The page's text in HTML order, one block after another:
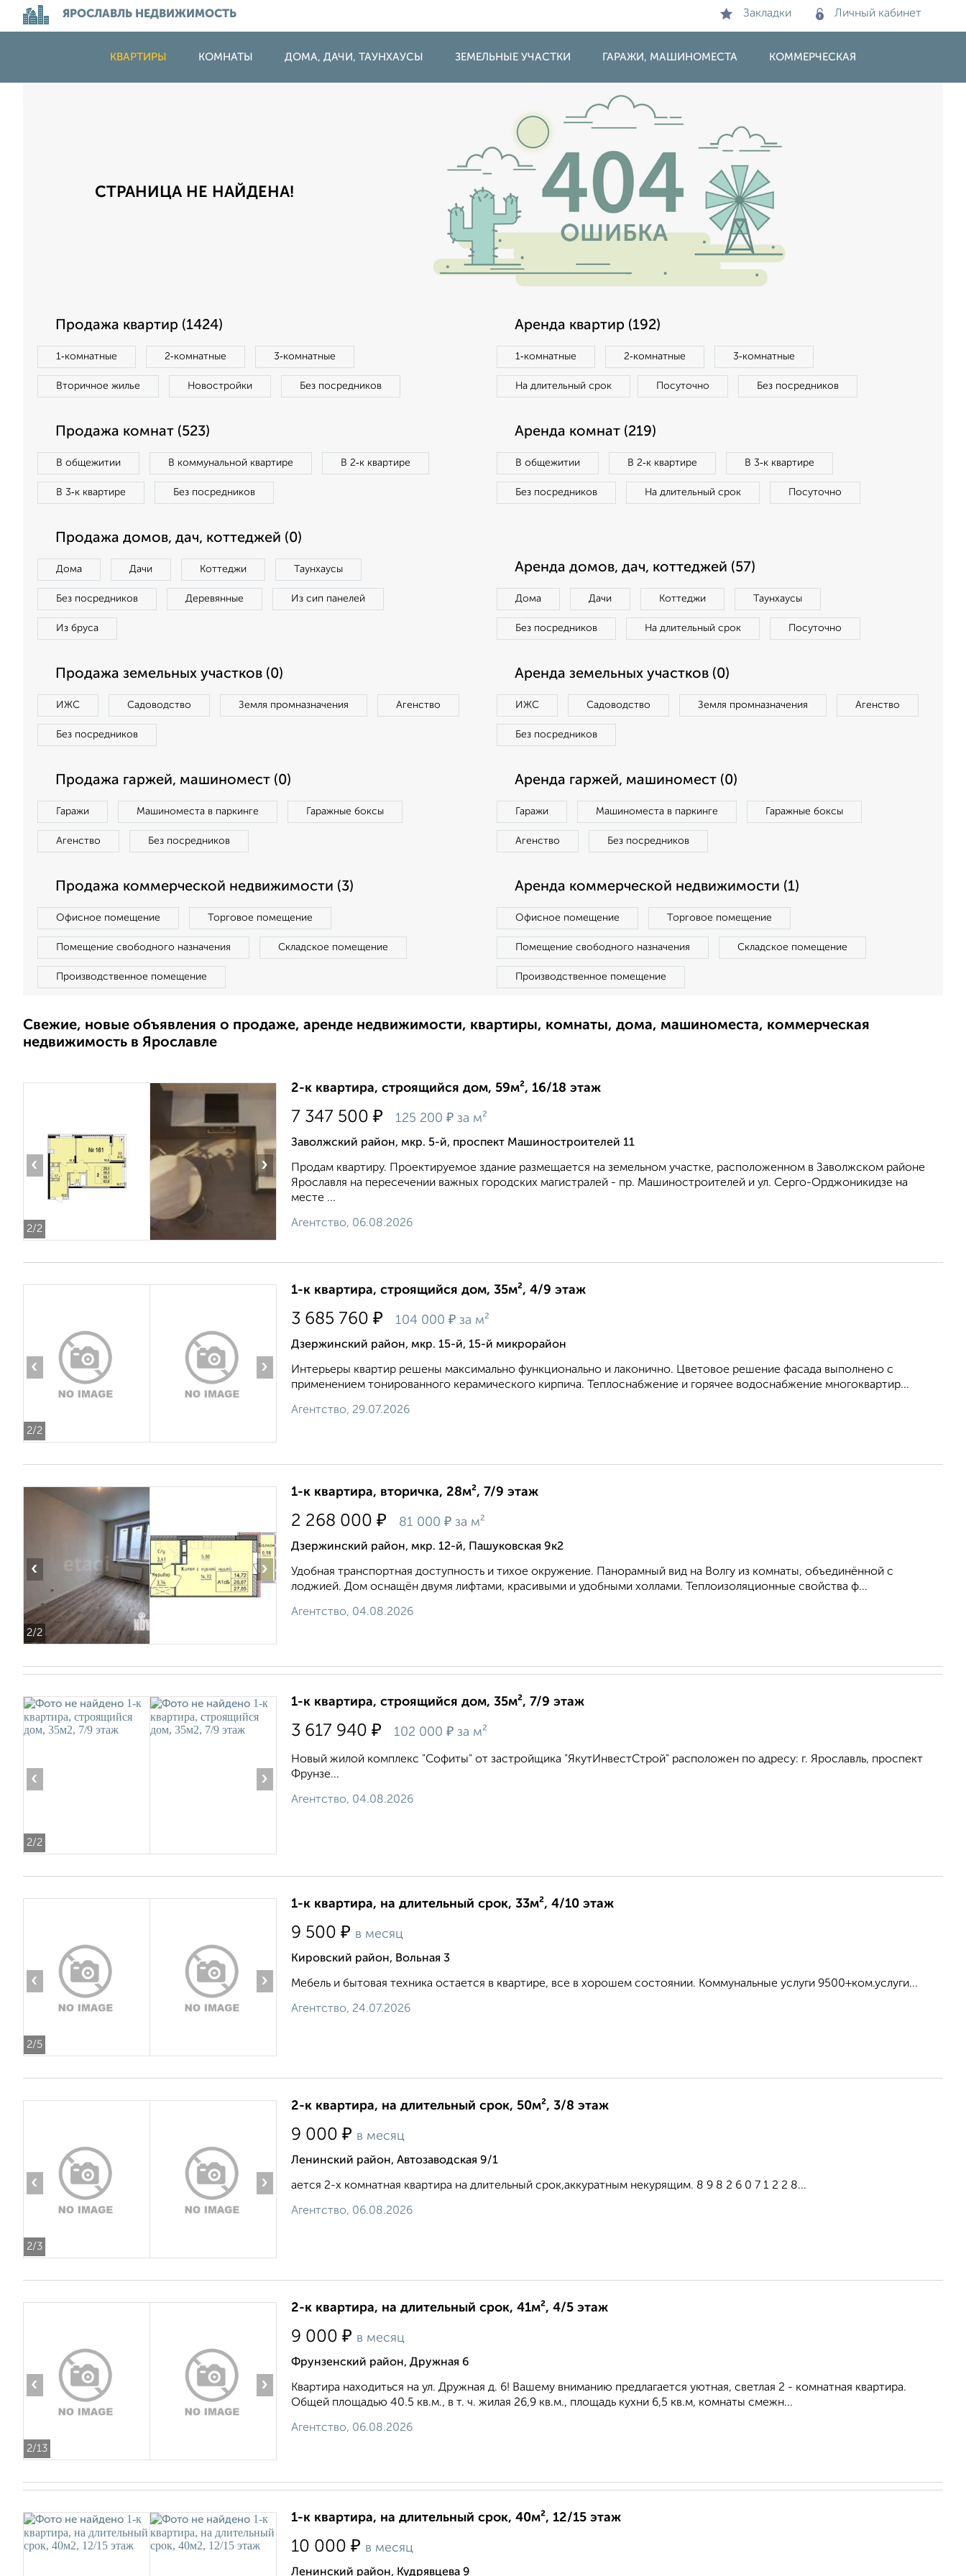
ЯРОСЛАВЛЬ НЕДВИЖИМОСТЬ Закладки Личный кабинет
КВАРТИРЫ КОМНАТЫ ДОМА, ДАЧИ, ТАУНХАУСЫ ЗЕМЕЛЬНЫЕ УЧАСТКИ ГАРАЖИ, МАШИНОМЕСТА КОММЕРЧЕСКАЯ
СТРАНИЦА НЕ НАЙДЕНА!
Продажа квартир (1424)
1‑комнатные 2‑комнатные 3‑комнатные
Вторичное жилье Новостройки Без посредников
Аренда квартир (192)
1‑комнатные 2‑комнатные 3‑комнатные
На длительный срок Посуточно Без посредников
Продажа комнат (523)
В общежитии В коммунальной квартире В 2‑к квартире
В 3‑к квартире Без посредников
Аренда комнат (219)
В общежитии В 2‑к квартире В 3‑к квартире
Без посредников На длительный срок Посуточно
Продажа домов, дач, коттеджей (0)
Дома Дачи Коттеджи Таунхаусы
Без посредников Деревянные Из сип панелей
Из бруса
Аренда домов, дач, коттеджей (57)
Дома Дачи Коттеджи Таунхаусы
Без посредников На длительный срок Посуточно
Продажа земельных участков (0)
ИЖС Садоводство Земля промназначения Агенство
Без посредников
Аренда земельных участков (0)
ИЖС Садоводство Земля промназначения Агенство
Без посредников
Продажа гаржей, машиномест (0)
Гаражи Машиноместа в паркинге Гаражные боксы
Агенство Без посредников
Аренда гаржей, машиномест (0)
Гаражи Машиноместа в паркинге Гаражные боксы
Агенство Без посредников
Продажа коммерческой недвижимости (3)
Офисное помещение Торговое помещение
Помещение свободного назначения Складское помещение
Производственное помещение
Аренда коммерческой недвижимости (1)
Офисное помещение Торговое помещение
Помещение свободного назначения Складское помещение
Производственное помещение
Свежие, новые объявления о продаже, аренде недвижимости, квартиры, комнаты, дома, машиноместа, коммерческая
недвижимость в Ярославле
2/2
‹ ›
2-к квартира, строящийся дом, 59м², 16/18 этаж
7 347 500 ₽ 125 200 ₽ за м²
Заволжский район, мкр. 5-й, проспект Машиностроителей 11
Продам квартиру. Проектируемое здание размещается на земельном участке, расположенном в Заволжском районе
Ярославля на пересечении важных городских магистралей - пр. Машиностроителей и ул. Серго-Орджоникидзе на
месте ...
Агентство, 06.08.2026
2/2
‹ ›
1-к квартира, строящийся дом, 35м², 4/9 этаж
3 685 760 ₽ 104 000 ₽ за м²
Дзержинский район, мкр. 15-й, 15-й микрорайон
Интерьеры квартир решены максимально функционально и лаконично. Цветовое решение фасада выполнено с
применением тонированного керамического кирпича. Теплоснабжение и горячее водоснабжение многоквартир...
Агентство, 29.07.2026
2/2
‹ ›
1-к квартира, вторичка, 28м², 7/9 этаж
2 268 000 ₽ 81 000 ₽ за м²
Дзержинский район, мкр. 12-й, Пашуковская 9к2
Удобная транспортная доступность и тихое окружение. Панорамный вид на Волгу из комнаты, объединённой с
лоджией. Дом оснащён двумя лифтами, красивыми и удобными холлами. Теплоизоляционные свойства ф...
Агентство, 04.08.2026
2/2
‹ ›
1-к квартира, строящийся дом, 35м², 7/9 этаж
3 617 940 ₽ 102 000 ₽ за м²
Новый жилой комплекс "Софиты" от застройщика "ЯкутИнвестСтрой" расположен по адресу: г. Ярославль, проспект
Фрунзе...
Агентство, 04.08.2026
2/5
‹ ›
1-к квартира, на длительный срок, 33м², 4/10 этаж
9 500 ₽ в месяц
Кировский район, Вольная 3
Мебель и бытовая техника остается в квартире, все в хорошем состоянии. Коммунальные услуги 9500+ком.услуги...
Агентство, 24.07.2026
2/3
‹ ›
2-к квартира, на длительный срок, 50м², 3/8 этаж
9 000 ₽ в месяц
Ленинский район, Автозаводская 9/1
ается 2-х комнатная квартира на длительный срок,аккуратным некурящим. 8 9 8 2 6 0 7 1 2 2 8...
Агентство, 06.08.2026
2/13
‹ ›
2-к квартира, на длительный срок, 41м², 4/5 этаж
9 000 ₽ в месяц
Фрунзенский район, Дружная 6
Квартира находиться на ул. Дружная д. 6! Вашему вниманию предлагается уютная, светлая 2 - комнатная квартира.
Общей площадью 40.5 кв.м., в т. ч. жилая 26,9 кв.м., площадь кухни 6,5 кв.м, комнаты смежн...
Агентство, 06.08.2026
1-к квартира, на длительный срок, 40м², 12/15 этаж
10 000 ₽ в месяц
Ленинский район, Кудрявцева 9